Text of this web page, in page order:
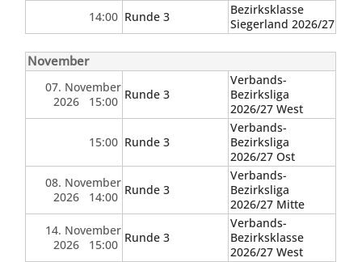
14:00 Runde 3
Bezirksklasse
Siegerland 2026/27
November
07. November
2026 15:00 Runde 3
Verbands-
Bezirksliga
2026/27 West
15:00 Runde 3
Verbands-
Bezirksliga
2026/27 Ost
08. November
2026 14:00 Runde 3
Verbands-
Bezirksliga
2026/27 Mitte
14. November
2026 15:00 Runde 3
Verbands-
Bezirksklasse
2026/27 West